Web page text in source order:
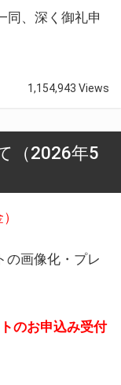
同、深く御礼申
1,154,943 Views
（2026年5
の画像化・プレ
のお申込み受付